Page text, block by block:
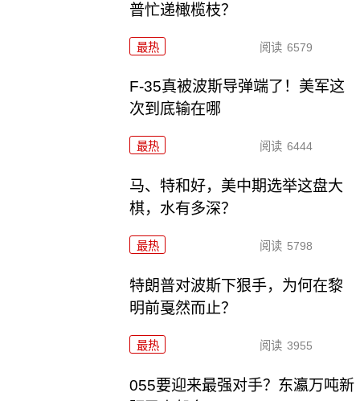
普忙递橄榄枝？
最热 阅读 6579
F-35真被波斯导弹端了！美军这
次到底输在哪
最热 阅读 6444
马、特和好，美中期选举这盘大
棋，水有多深？
最热 阅读 5798
特朗普对波斯下狠手，为何在黎
明前戛然而止？
最热 阅读 3955
055要迎来最强对手？东瀛万吨新